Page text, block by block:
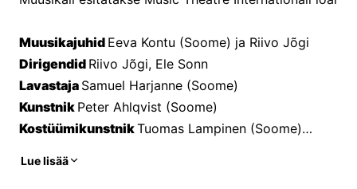
Muusikajuhid Eeva Kontu (Soome) ja Riivo Jõgi
Dirigendid Riivo Jõgi, Ele Sonn
Lavastaja Samuel Harjanne (Soome)
Kunstnik Peter Ahlqvist (Soome)
Kostüümikunstnik Tuomas Lampinen (Soome)
Lue lisää